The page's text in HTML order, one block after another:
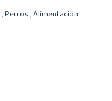
,Perros,Alimentación